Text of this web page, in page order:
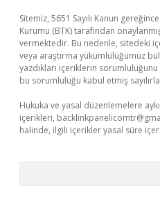
Sitemiz, 5651 Sayılı Kanun
Kurumu (BTK) tarafından
vermektedir. Bu nedenle, sitedeki
veya araştırma yükümlülüğümüz
yazdıkları içeriklerin
bu sorumluluğu kabul etmiş
Hukuka ve yasal düzenlemelere
içerikleri,
halinde, ilgili içerikler yasal süre